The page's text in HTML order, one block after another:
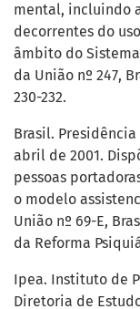
mental, incluindo
decorrentes do
âmbito do
da União nº 247,
230-232.
Brasil.
abril de 2001.
pessoas
o modelo
União nº 69-E,
da Reforma
Ipea. Instituto de
Diretoria de